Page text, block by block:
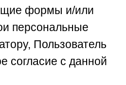
формы и/или
персональные
Пользователь
согласие с данной